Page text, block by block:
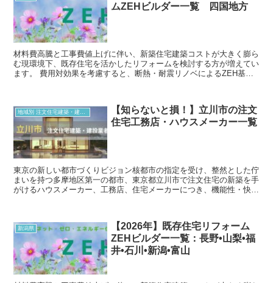
ムZEHビルダー一覧 四国地方
材料費高騰と工事費値上げに伴い、新築住宅建築コストが大きく膨ら
む現環境下、既存住宅を活かしたリフォームを検討する方が増えてい
ます。 費用対効果を考慮すると、断熱・耐震リノベによるZEH基準
地域別 注文住宅建築・建設業者
【知らないと損！】立川市の注文
住宅工務店・ハウスメーカー一覧
東京の新しい都市づくりビジョン核都市の指定を受け、整然とした佇
まいを持つ多摩地区第一の都市、東京都立川市で注文住宅の新築を手
がけるハウスメーカー、工務店、住宅メーカーにつき、機能性・快適
新潟県
【2026年】既存住宅リフォーム
ZEHビルダー一覧：長野•山梨•福
井•石川•新潟•富山